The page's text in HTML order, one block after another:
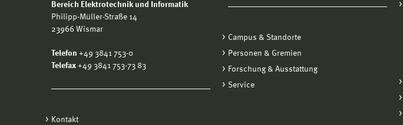
Bereich Elektrotechnik und Informatik
Philipp-Müller-Straße 14
23966 Wismar
Telefon +49 3841 753-0
Telefax +49 3841 753-73 83
Kontakt
Campus & Standorte
Personen & Gremien
Forschung & Ausstattung
Service